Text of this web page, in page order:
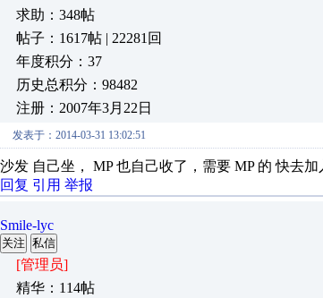
求助：348帖
帖子：1617帖 | 22281回
年度积分：37
历史总积分：98482
注册：2007年3月22日
发表于：2014-03-31 13:02:51
沙发 自己坐， MP 也自己收了，需要 MP 的 快去
回复 引用 举报
Smile-lyc
关注 私信
[管理员]
精华：114帖